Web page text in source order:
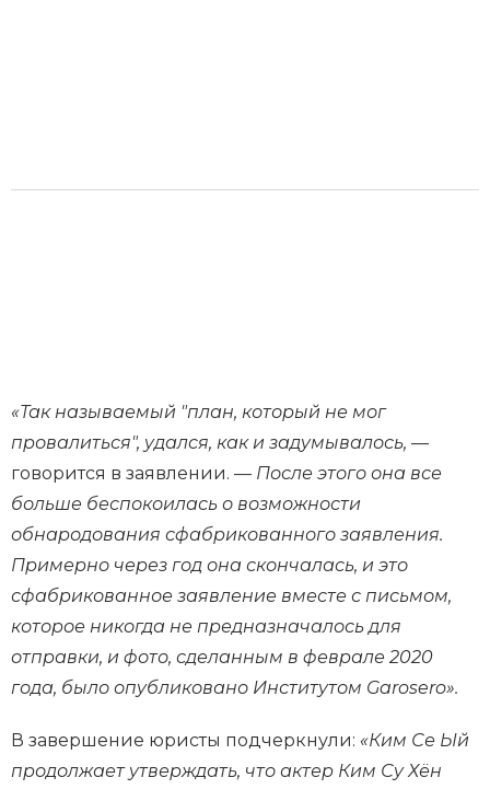
«Так называемый "план, который не мог
провалиться", удался, как и задумывалось, —
говорится в заявлении. — После этого она все
больше беспокоилась о возможности
обнародования сфабрикованного заявления.
Примерно через год она скончалась, и это
сфабрикованное заявление вместе с письмом,
которое никогда не предназначалось для
отправки, и фото, сделанным в феврале 2020
года, было опубликовано Институтом Garosero».
В завершение юристы подчеркнули: «Ким Се Ый
продолжает утверждать, что актер Ким Су Хён